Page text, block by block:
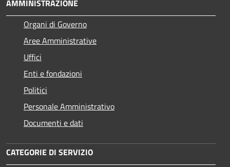
AMMINISTRAZIONE
Organi di Governo
Aree Amministrative
Uffici
Enti e fondazioni
Politici
Personale Amministrativo
Documenti e dati
CATEGORIE DI SERVIZIO